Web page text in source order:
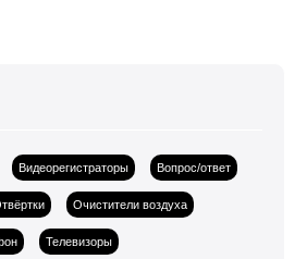
Видеорегистраторы Вопрос/ответ
Очистители воздуха
Телевизоры